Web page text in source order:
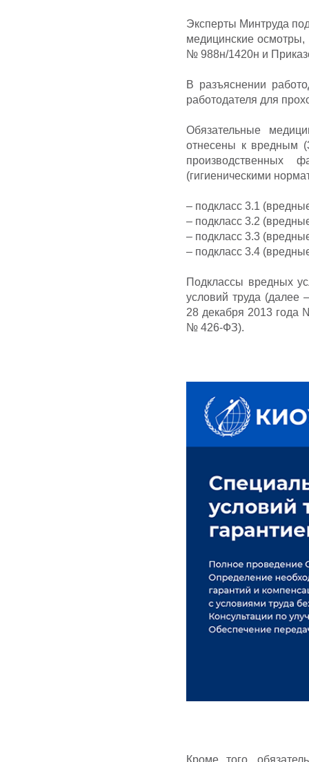
Эксперты Минтруда
медицинские
№ 988н/1420н и
В разъяснении
работодателя для
Обязательные
отнесены к вредным
производственных
(гигиеническими
– подкласс 3.1
– подкласс 3.2
– подкласс 3.3
– подкласс 3.4
Подклассы вредных
условий труда (далее
28 декабря 2013 года
№ 426-ФЗ).
Кроме того,